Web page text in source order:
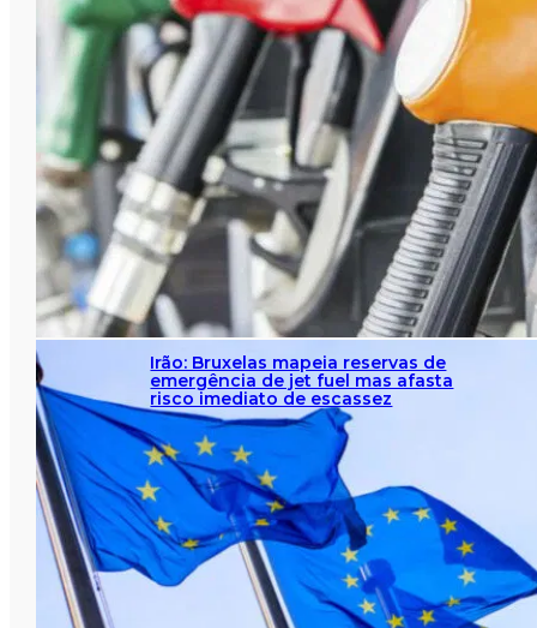
Irão: Bruxelas mapeia reservas de
emergência de jet fuel mas afasta
risco imediato de escassez